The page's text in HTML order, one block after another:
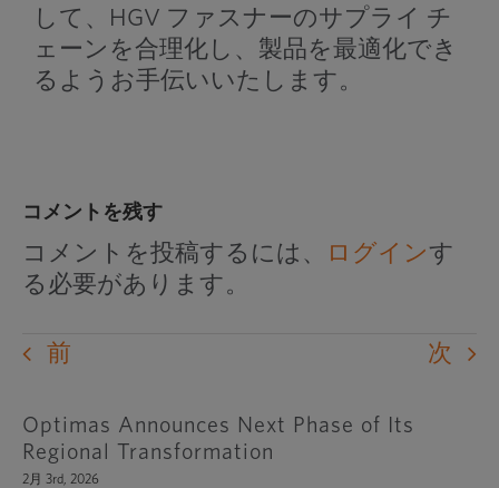
して、HGV ファスナーのサプライ チ
ェーンを合理化し、製品を最適化でき
るようお手伝いいたします。
コメントを残す
コメントを投稿するには、 ログインす
る必要があります。
前 次
Optimas Announces Next Phase of Its
Regional Transformation
2月 3rd, 2026